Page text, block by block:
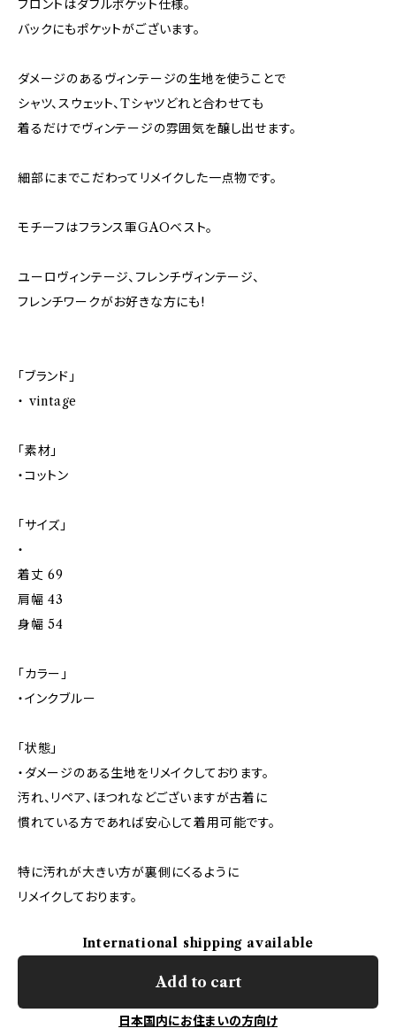
フロントはダブルポケット仕様。
バックにもポケットがございます。
ダメージのあるヴィンテージの生地を使うことで
シャツ、スウェット、Tシャツどれと合わせても
着るだけでヴィンテージの雰囲気を醸し出せます。
細部にまでこだわってリメイクした一点物です。
モチーフはフランス軍GAOベスト。
ユーロヴィンテージ、フレンチヴィンテージ、
フレンチワークがお好きな方にも!
「ブランド」
・ vintage
「素材」
・コットン
「サイズ」
・
着丈 69
肩幅 43
身幅 54
「カラー」
・インクブルー
「状態」
・ダメージのある生地をリメイクしております。
汚れ、リペア、ほつれなどございますが古着に
慣れている方であれば安心して着用可能です。
特に汚れが大きい方が裏側にくるように
リメイクしております。
International shipping available
Add to cart
日本国内にお住まいの方向け